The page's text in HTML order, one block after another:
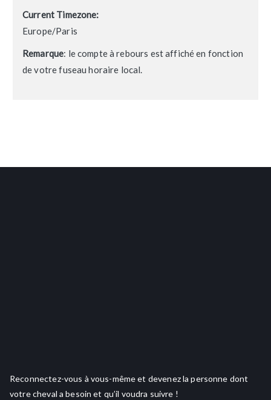
Current Timezone:
Europe/Paris
Remarque: le compte à rebours est affiché en fonction
de votre fuseau horaire local.
Reconnectez-vous à vous-même et devenez la personne dont
votre cheval a besoin et qu’il voudra suivre !